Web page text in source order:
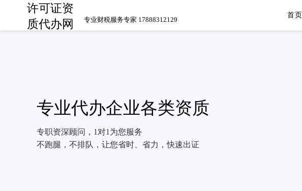
许可证资
质代办网
专业财税服务专家 17888312129
首页
专业代办企业各类资质
专职资深顾问，1对1为您服务
不跑腿，不排队，让您省时、省力，快速出证